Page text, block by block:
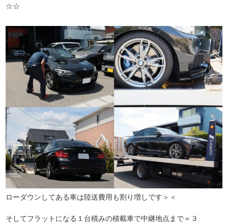
☆☆
ローダウンしてある車は陸送費用も割り増しです＞＜
そしてフラットになる１台積みの積載車で中継地点まで＝３